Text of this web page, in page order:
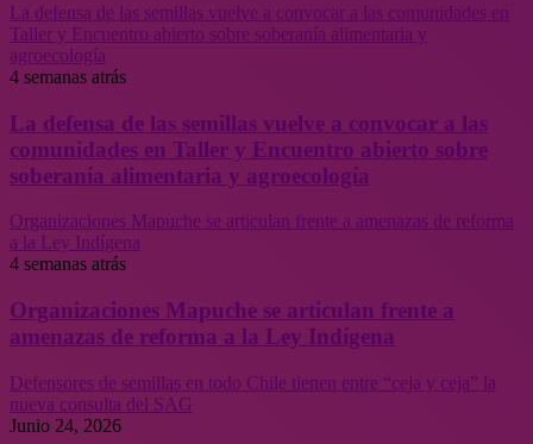
La defensa de las semillas vuelve a convocar a las comunidades en
Taller y Encuentro abierto sobre soberanía alimentaria y
agroecología
4 semanas atrás
La defensa de las semillas vuelve a convocar a las
comunidades en Taller y Encuentro abierto sobre
soberanía alimentaria y agroecología
Organizaciones Mapuche se articulan frente a amenazas de reforma
a la Ley Indígena
4 semanas atrás
Organizaciones Mapuche se articulan frente a
amenazas de reforma a la Ley Indígena
Defensores de semillas en todo Chile tienen entre “ceja y ceja” la
nueva consulta del SAG
Junio 24, 2026